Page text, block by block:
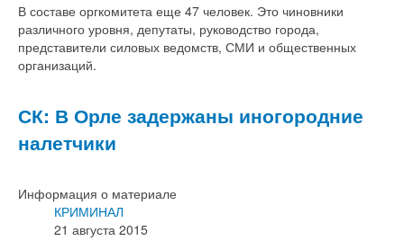
В составе оргкомитета еще 47 человек. Это чиновники
различного уровня, депутаты, руководство города,
представители силовых ведомств, СМИ и общественных
организаций.
СК: В Орле задержаны иногородние
налетчики
Информация о материале
КРИМИНАЛ
21 августа 2015